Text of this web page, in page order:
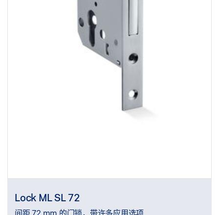
Lock ML SL 72
间距 72 mm 的门锁，带许多应用选项